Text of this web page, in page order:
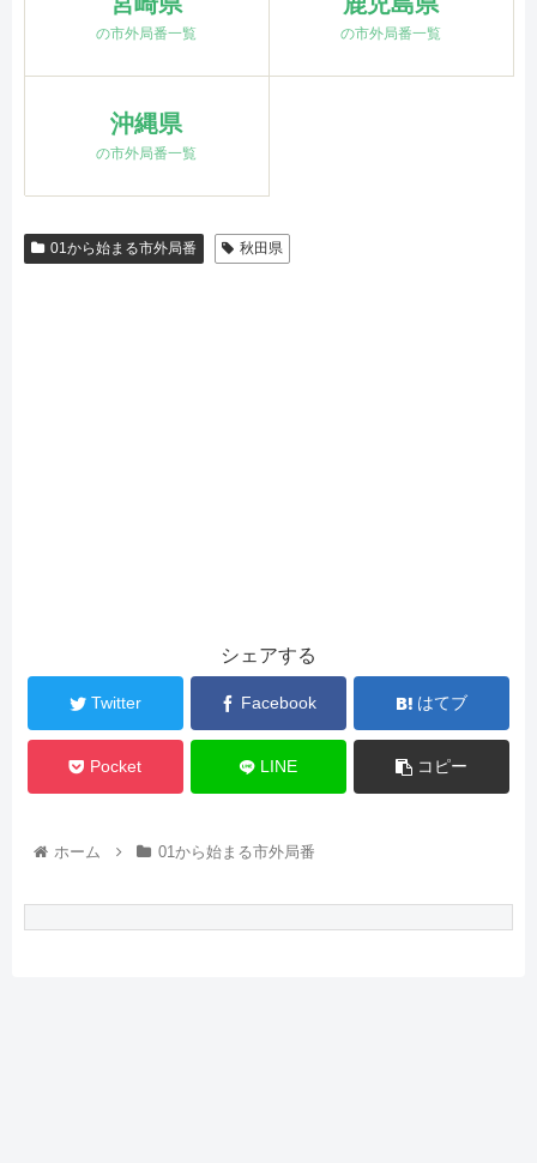
の市外局番一覧 の市外局番一覧
沖縄県
の市外局番一覧
01から始まる市外局番 秋田県
シェアする
Twitter Facebook はてブ
Pocket LINE コピー
ホーム 01から始まる市外局番